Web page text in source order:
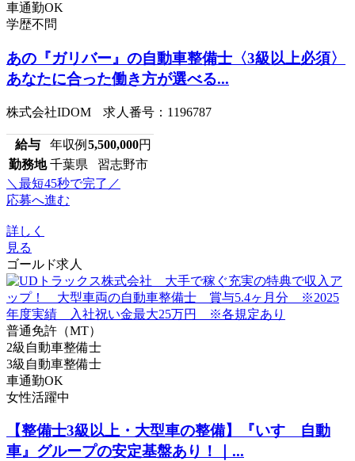
車通勤OK
学歴不問
あの『ガリバー』の自動車整備士〈3級以上必須〉
あなたに合った働き方が選べる...
株式会社IDOM 求人番号：1196787
給与 年収例 5,500,000円
勤務地 千葉県 習志野市
＼最短45秒で完了／
応募へ進む
詳しく
見る
ゴールド求人
普通免許（MT）
2級自動車整備士
3級自動車整備士
車通勤OK
女性活躍中
【整備士3級以上・大型車の整備】『いすゞ自動
車』グループの安定基盤あり！｜...